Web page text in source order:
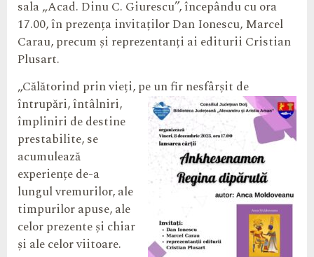
sala „Acad. Dinu C. Giurescu”, începându cu ora
17.00, în prezența invitaților Dan Ionescu, Marcel
Carau, precum și reprezentanți ai editurii Cristian
Plusart.
„Călătorind prin vieți, pe un fir nesfârșit de
întrupări, întâlniri,
împliniri de destine
prestabilite, se
acumulează
experiențe de-a
lungul vremurilor, ale
timpurilor apuse, ale
celor prezente și chiar
și ale celor viitoare.